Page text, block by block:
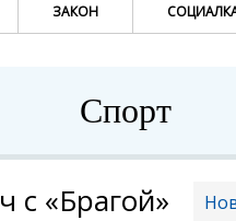
ЗАКОН
Спорт
с «Брагой»